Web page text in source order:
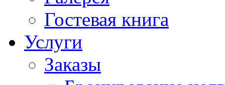
Гостевая книга
Услуги
Заказы